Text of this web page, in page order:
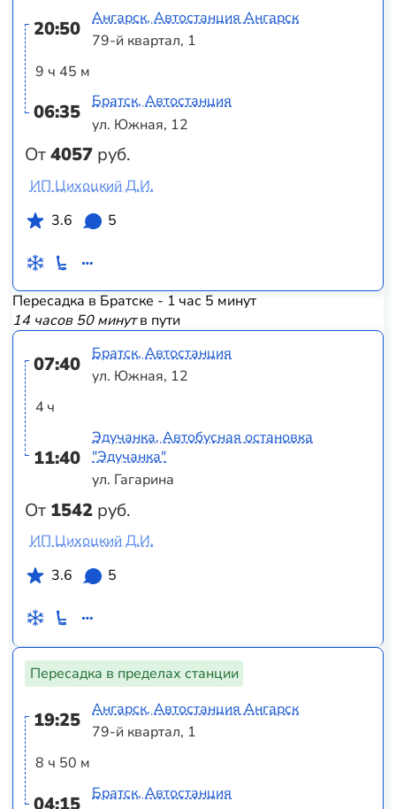
20:50
9 ч 45 м
06:35
От4057 руб.
Ангарск, Автостанция Ангарск
79-й квартал, 1
Братск, Автостанция
ул. Южная, 12
ИП Цихоцкий Д.И.
3.6
5
Пересадка в Братске - 1 час 5 минут
14 часов 50 минутв пути
07:40
4 ч
11:40
От 1542 руб.
Братск, Автостанция
ул. Южная, 12
Эдучанка, Автобусная остановка
"Эдучанка"
ул. Гагарина
ИП Цихоцкий Д.И.
3.6
5
Пересадка в пределах станции
19:25
8 ч 50 м
04:15
Ангарск, Автостанция Ангарск
79-й квартал, 1
Братск, Автостанция